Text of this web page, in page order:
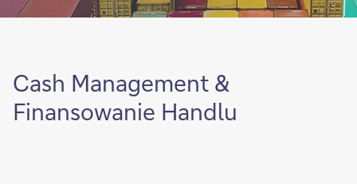
Cash Management &
Finansowanie Handlu